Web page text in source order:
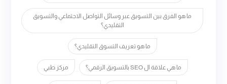
ما هو الفرق بين التسويق عبر وسائل التواصل الاجتماعي والتسويق
التقليدي؟
ما هو تعريف التسوق التقليدي؟
ما هي علاقة ال SEO بالتسويق الرقمي؟ مركز طبي